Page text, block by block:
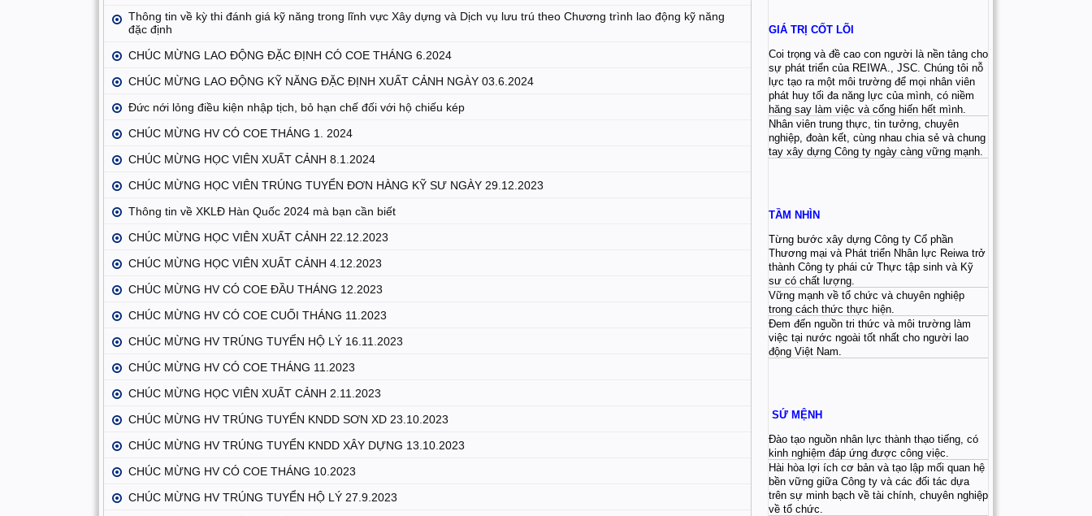
Thông tin về kỳ thi đánh giá kỹ năng trong lĩnh vực Xây dựng và Dịch vụ lưu trú theo Chương trình lao động kỹ năng
đặc định
CHÚC MỪNG LAO ĐỘNG ĐẶC ĐỊNH CÓ COE THÁNG 6.2024
CHÚC MỪNG LAO ĐỘNG KỸ NĂNG ĐẶC ĐỊNH XUẤT CẢNH NGÀY 03.6.2024
Đức nới lỏng điều kiện nhập tịch, bỏ hạn chế đối với hộ chiếu kép
CHÚC MỪNG HV CÓ COE THÁNG 1. 2024
CHÚC MỪNG HỌC VIÊN XUẤT CẢNH 8.1.2024
CHÚC MỪNG HỌC VIÊN TRÚNG TUYỂN ĐƠN HÀNG KỸ SƯ NGÀY 29.12.2023
Thông tin về XKLĐ Hàn Quốc 2024 mà bạn cần biết
CHÚC MỪNG HỌC VIÊN XUẤT CẢNH 22.12.2023
CHÚC MỪNG HỌC VIÊN XUẤT CẢNH 4.12.2023
CHÚC MỪNG HV CÓ COE ĐẦU THÁNG 12.2023
CHÚC MỪNG HV CÓ COE CUỐI THÁNG 11.2023
CHÚC MỪNG HV TRÚNG TUYỂN HỘ LÝ 16.11.2023
CHÚC MỪNG HV CÓ COE THÁNG 11.2023
CHÚC MỪNG HỌC VIÊN XUẤT CẢNH 2.11.2023
CHÚC MỪNG HV TRÚNG TUYỂN KNDD SƠN XD 23.10.2023
CHÚC MỪNG HV TRÚNG TUYỂN KNDD XÂY DỰNG 13.10.2023
CHÚC MỪNG HV CÓ COE THÁNG 10.2023
CHÚC MỪNG HV TRÚNG TUYỂN HỘ LÝ 27.9.2023
GIÁ TRỊ CỐT LÕI
Coi trọng và đề cao con người là nền tảng cho
sự phát triển của REIWA., JSC. Chúng tôi nỗ
lực tạo ra một môi trường để mọi nhân viên
phát huy tối đa năng lực của mình, có niềm
hăng say làm việc và cống hiến hết mình.
Nhân viên trung thực, tin tưởng, chuyên
nghiệp, đoàn kết, cùng nhau chia sẻ và chung
tay xây dựng Công ty ngày càng vững mạnh.
TẦM NHÌN
Từng bước xây dựng Công ty Cổ phần
Thương mại và Phát triển Nhân lực Reiwa trở
thành Công ty phái cử Thực tập sinh và Kỹ
sư có chất lượng.
Vững mạnh về tổ chức và chuyên nghiệp
trong cách thức thực hiện.
Đem đến nguồn tri thức và môi trường làm
việc tại nước ngoài tốt nhất cho người lao
động Việt Nam.
SỨ MỆNH
Đào tạo nguồn nhân lực thành thạo tiếng, có
kinh nghiệm đáp ứng được công việc.
Hài hòa lợi ích cơ bản và tạo lập mối quan hệ
bền vững giữa Công ty và các đối tác dựa
trên sự minh bạch về tài chính, chuyên nghiệp
về tổ chức.